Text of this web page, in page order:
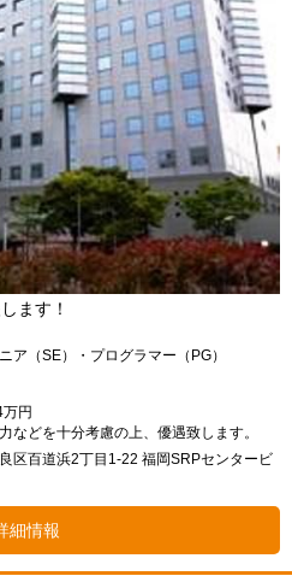
ます！
ア（SE）・プログラマー（PG）
円
などを十分考慮の上、優遇致します。
区百道浜2丁目1-22 福岡SRPセンタービ
細情報